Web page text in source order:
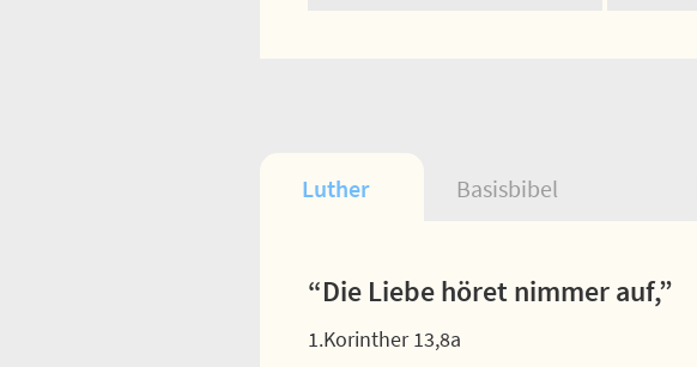
Luther Basisbibel
“Die Liebe höret nimmer auf,”
1.Korinther 13,8a